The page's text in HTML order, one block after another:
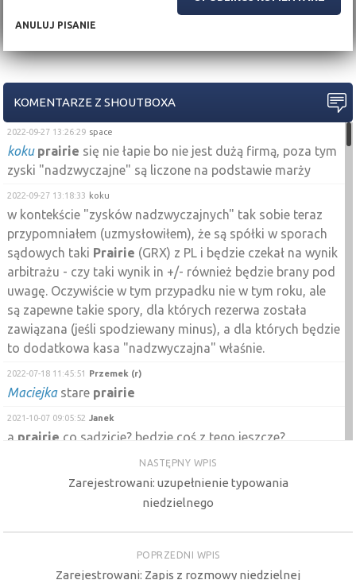
ANULUJ PISANIE
KOMENTARZE Z SHOUTBOXA
2022-09-27 13:26:29 space
koku prairie się nie łapie bo nie jest dużą firmą, poza tym
zyski "nadzwyczajne" są liczone na podstawie marży
2022-09-27 13:18:33 koku
w kontekście "zysków nadzwyczajnych" tak sobie teraz
przypomniałem (uzmysłowiłem), że są spółki w sporach
sądowych taki Prairie (GRX) z PL i będzie czekał na wynik
arbitrażu - czy taki wynik in +/- również będzie brany pod
uwagę. Oczywiście w tym przypadku nie w tym roku, ale
są zapewne takie spory, dla których rezerwa została
zawiązana (jeśli spodziewany minus), a dla których będzie
to dodatkowa kasa "nadzwyczajna" właśnie.
2022-07-18 11:45:51 Przemek (r)
Maciejkastare prairie
2021-10-07 09:05:52 Janek
a prairie co sądzicie? będzie coś z tego jeszcze?
aktualnie neutralna sytuacja. Trend boczny
trwa od dłuższego czasu. Do tego negatywna świeca z
świeca przykładowo 28.07.21 była pozytywna i po niej
jeszcze żadnej większej negatywnej świecy nie było.
NASTĘPNY WPIS
Zarejestrowani: uzupełnienie typowania
niedzielnego
POPRZEDNI WPIS
Zarejestrowani: Zapis z rozmowy niedzielnej